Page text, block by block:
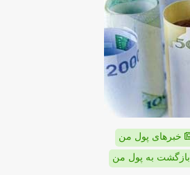
خبرهای پول من
بازگشت به پول من